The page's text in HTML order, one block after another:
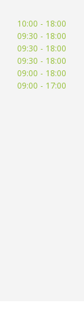
10:00 - 18:00
09:30 - 18:00
09:30 - 18:00
09:30 - 18:00
09:00 - 18:00
09:00 - 17:00